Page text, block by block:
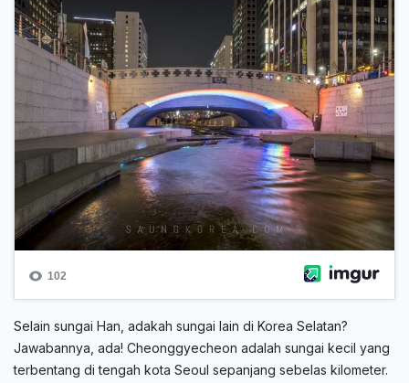
Selain sungai Han, adakah sungai lain di Korea Selatan?
Jawabannya, ada! Cheonggyecheon adalah sungai kecil yang
terbentang di tengah kota Seoul sepanjang sebelas kilometer.